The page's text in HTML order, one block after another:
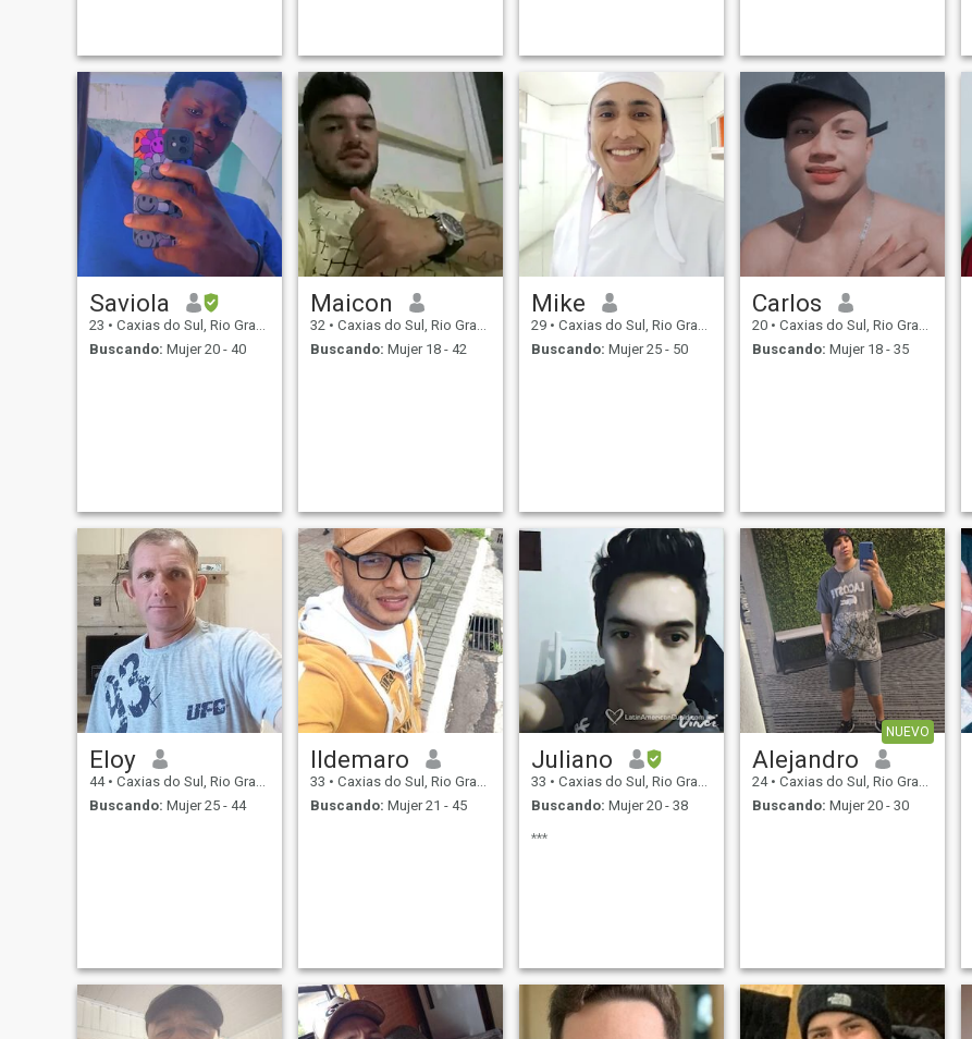
Saviola
23 • Caxias do Sul, Rio Grande do Sul, Brasil
Buscando: Mujer 20 - 40
Maicon
32 • Caxias do Sul, Rio Grande do Sul, Brasil
Buscando: Mujer 18 - 42
Mike
29 • Caxias do Sul, Rio Grande do Sul, Brasil
Buscando: Mujer 25 - 50
Carlos
20 • Caxias do Sul, Rio Grande do Sul, Brasil
Buscando: Mujer 18 - 35
Eloy
44 • Caxias do Sul, Rio Grande do Sul, Brasil
Buscando: Mujer 25 - 44
Ildemaro
33 • Caxias do Sul, Rio Grande do Sul, Brasil
Buscando: Mujer 21 - 45
Juliano
33 • Caxias do Sul, Rio Grande do Sul, Brasil
Buscando: Mujer 20 - 38
***
NUEVO
Alejandro
24 • Caxias do Sul, Rio Grande do Sul, Brasil
Buscando: Mujer 20 - 30